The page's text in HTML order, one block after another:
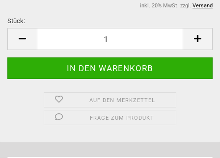
inkl. 20% MwSt. zzgl. Versand
Stück:
AUF DEN MERKZETTEL
FRAGE ZUM PRODUKT